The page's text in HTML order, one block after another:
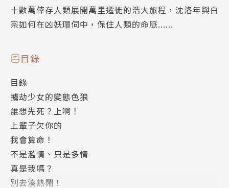
十數萬倖存人類展開萬里遷徙的浩大旅程，沈洛年與白
宗如何在凶妖環伺中，保住人類的命脈......
目錄
目錄
擄劫少女的變態色狼
誰想先死？上啊！
上輩子欠你的
我會算命！
不是濫情、只是多情
真是我嗎？
別去湊熱鬧！